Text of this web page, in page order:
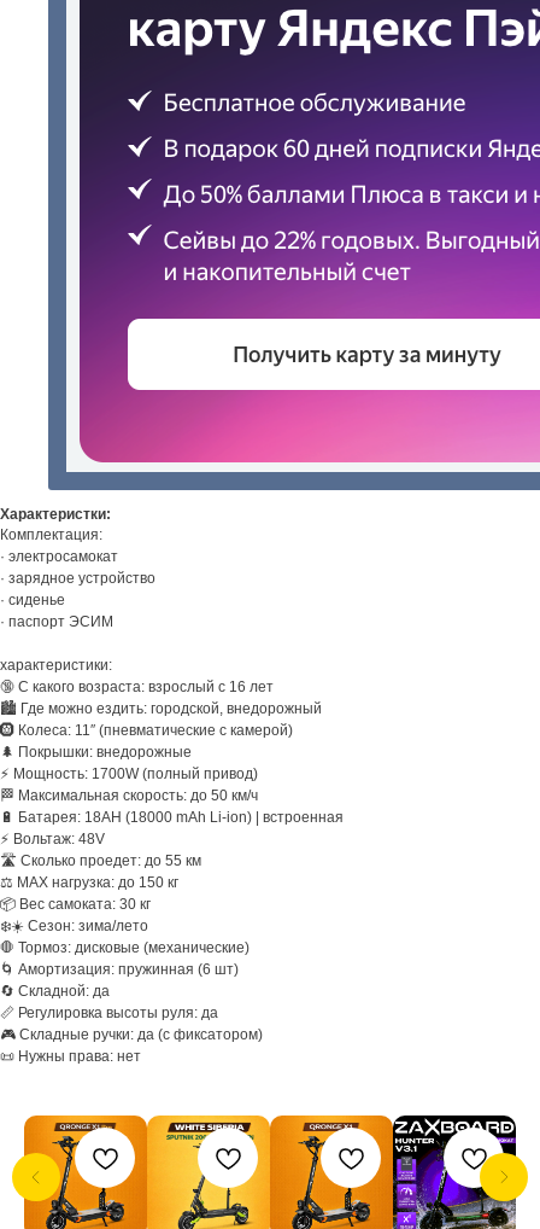
Характеристки:
Комплектация:
· электросамокат
· зарядное устройство
· сиденье
· паспорт ЭСИМ
характеристики:
🔞 С какого возраста: взрослый с 16 лет
🏙️ Где можно ездить: городской, внедорожный
🛞 Колеса: 11″ (пневматические c камерой)
🌲 Покрышки: внедорожные
⚡ Мощность: 1700W (полный привод)
🏁 Максимальная скорость: до 50 км/ч
🔋 Батарея: 18AH (18000 mAh Li-ion) | встроенная
⚡ Вольтаж: 48V
🛣️ Сколько проедет: до 55 км
⚖️ MAX нагрузка: до 150 кг
📦 Вес самоката: 30 кг
❄️☀️ Сезон: зима/лето
🛑 Тормоз: дисковые (механические)
🌀 Амортизация: пружинная (6 шт)
🔄 Складной: да
📏 Регулировка высоты руля: да
🎮 Складные ручки: да (с фиксатором)
📜 Нужны права: нет